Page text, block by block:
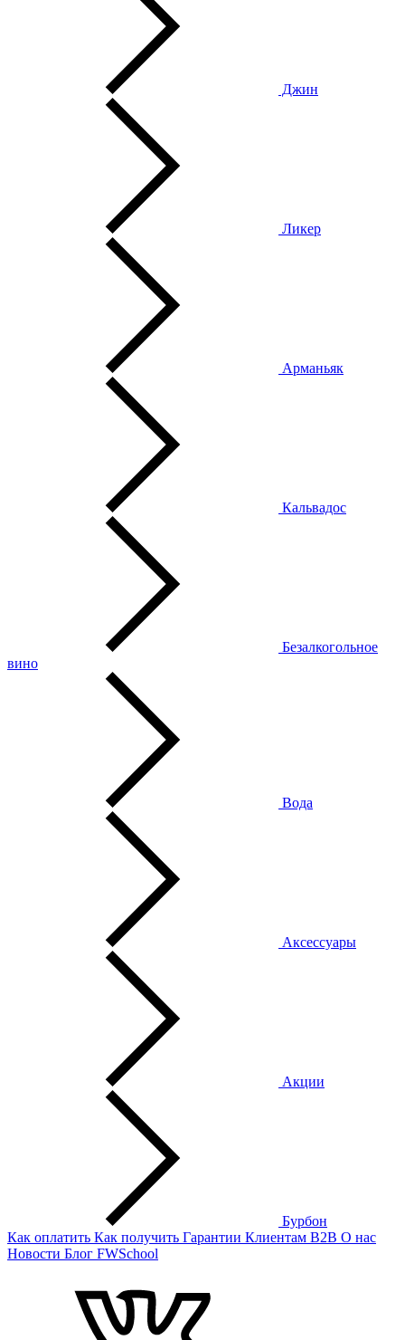
Джин
Ликер
Арманьяк
Кальвадос
Безалкогольное
вино
Вода
Аксессуары
Акции
Бурбон
Как оплатить Как получить Гарантии Клиентам B2B О нас
Новости Блог FWSchool